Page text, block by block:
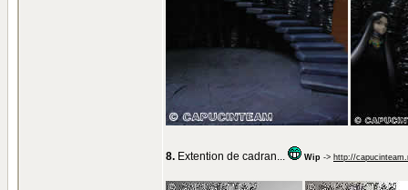
8. Extention de cadran... Wip -> http://